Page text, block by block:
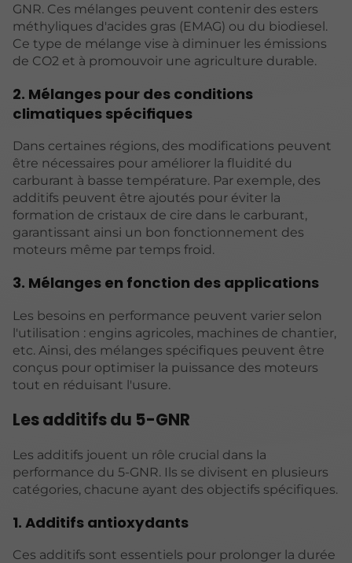
GNR. Ces mélanges peuvent contenir des esters
méthyliques d'acides gras (EMAG) ou du biodiesel.
Ce type de mélange vise à diminuer les émissions
de CO2 et à promouvoir une agriculture durable.
2. Mélanges pour des conditions
climatiques spécifiques
Dans certaines régions, des modifications peuvent
être nécessaires pour améliorer la fluidité du
carburant à basse température. Par exemple, des
additifs peuvent être ajoutés pour éviter la
formation de cristaux de cire dans le carburant,
garantissant ainsi un bon fonctionnement des
moteurs même par temps froid.
3. Mélanges en fonction des applications
Les besoins en performance peuvent varier selon
l'utilisation : engins agricoles, machines de chantier,
etc. Ainsi, des mélanges spécifiques peuvent être
conçus pour optimiser la puissance des moteurs
tout en réduisant l'usure.
Les additifs du 5-GNR
Les additifs jouent un rôle crucial dans la
performance du 5-GNR. Ils se divisent en plusieurs
catégories, chacune ayant des objectifs spécifiques.
1. Additifs antioxydants
Ces additifs sont essentiels pour prolonger la durée